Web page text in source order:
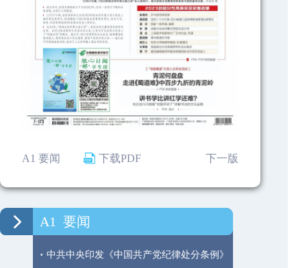
A1 要闻 下载PDF 下一版
A1 要闻
· 中共中央印发《中国共产党纪律处分条例》